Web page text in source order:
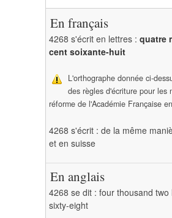
En français
4268 s'écrit en lettres : quatre
cent soixante-huit
L'orthographe donnée ci-
des règles d'écriture pour les
réforme de l'Académie Française
4268 s'écrit : de la même
et en suisse
En anglais
4268 se dit : four thousand two
sixty-eight